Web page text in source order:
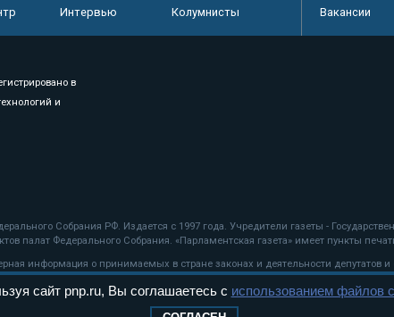
Интервью Колумнисты
Вакансии
в
и
Собрания РФ. Издается с 1997 года. Учредители газеты -
палат Федерального Собрания. «Парламентская газета» имеет пункты
информация о принимаемых в стране законах и деятельности депутатов
сайт pnp.ru, Вы соглашаетесь с использованием файлов